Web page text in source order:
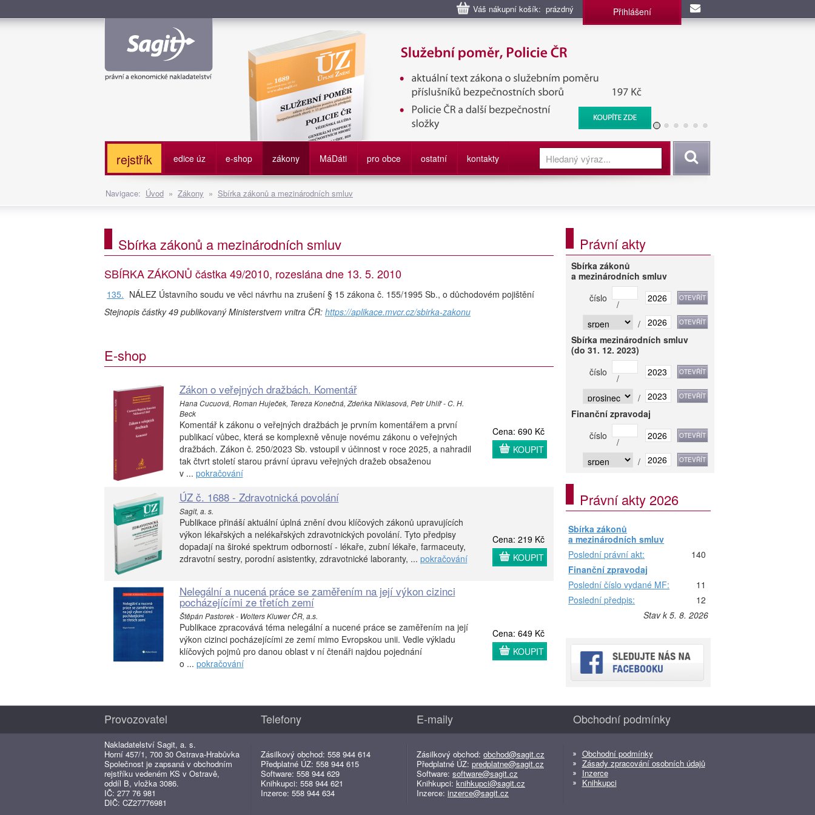
Váš nákupní košík: prázdný Přihlášení
Služební poměr příslušníků bezpečnostních sborů, Policie ČR, Vězeňská služba, BIS, Zpravodajské
služby
rejstřík edice úz e-shop zákony MáDáti pro obce ostatní kontakty Vyhledat
Navigace: Úvod » Zákony » Sbírka zákonů a mezinárodních smluv
Sbírka zákonů a mezinárodních smluv
SBÍRKA ZÁKONŮ částka 49/2010, rozeslána dne 13. 5. 2010
135. NÁLEZ Ústavního soudu ve věci návrhu na zrušení § 15 zákona č. 155/1995 Sb., o důchodovém pojištění
Stejnopis částky 49 publikovaný Ministerstvem vnitra ČR: https://aplikace.mvcr.cz/sbirka-zakonu
E-shop
Zákon o veřejných dražbách. Komentář
Hana Cucuová, Roman Huječek, Tereza Konečná, Zdeňka Niklasová, Petr Uhlíř - C. H.
Beck
Komentář k zákonu o veřejných dražbách je prvním komentářem a první
publikací vůbec, která se komplexně věnuje novému zákonu o veřejných
dražbách. Zákon č. 250/2023 Sb. vstoupil v účinnost v roce 2025, a nahradil
tak čtvrt století starou právní úpravu veřejných dražeb obsaženou
v ... pokračování
Cena: 690 Kč
KOUPIT
ÚZ č. 1688 - Zdravotnická povolání
Sagit, a. s.
Publikace přináší aktuální úplná znění dvou klíčových zákonů upravujících
výkon lékařských a nelékařských zdravotnických povolání. Tyto předpisy
dopadají na široké spektrum odborností - lékaře, zubní lékaře, farmaceuty,
zdravotní sestry, porodní asistentky, zdravotnické laboranty, ... pokračování
Cena: 219 Kč
KOUPIT
Nelegální a nucená práce se zaměřením na její výkon cizinci
pocházejícími ze třetích zemí
Štěpán Pastorek - Wolters Kluwer ČR, a.s.
Publikace zpracovává téma nelegální a nucené práce se zaměřením na její
výkon cizinci pocházejícími ze zemí mimo Evropskou unii. Vedle výkladu
klíčových pojmů pro danou oblast v ní čtenáři najdou pojednání
o ... pokračování
Cena: 649 Kč
KOUPIT
Právní akty
Sbírka zákonů
a mezinárodních smluv
číslo
/
/
Sbírka mezinárodních smluv
(do 31. 12. 2023)
číslo
/
/
Finanční zpravodaj
číslo
/
/
Právní akty 2026
Sbírka zákonů
a mezinárodních smluv
Poslední právní akt:
140
Finanční zpravodaj
Poslední číslo vydané MF:
11
Poslední předpis:
12
Stav k 5. 8. 2026
Provozovatel
Nakladatelství Sagit, a. s.
Horní 457/1, 700 30 Ostrava-Hrabůvka
Společnost je zapsaná v obchodním
rejstříku vedeném KS v Ostravě,
oddíl B, vložka 3086.
IČ: 277 76 981
DIČ: CZ27776981
Telefony
Zásilkový obchod: 558 944 614
Předplatné ÚZ: 558 944 615
Software: 558 944 629
Knihkupci: 558 944 621
Inzerce: 558 944 634
E-maily
Zásilkový obchod: obchod@sagit.cz
Předplatné ÚZ: predplatne@sagit.cz
Software: software@sagit.cz
Knihkupci: knihkupci@sagit.cz
Inzerce: inzerce@sagit.cz
Obchodní podmínky
Obchodní podmínky
Zásady zpracování osobních údajů
Inzerce
Knihkupci